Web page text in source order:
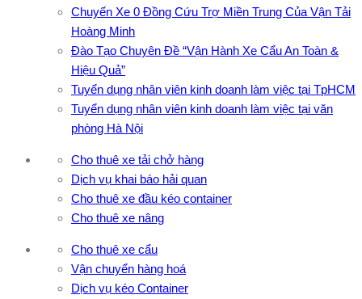
Chuyến Xe 0 Đồng Cứu Trợ Miền Trung Của Vận Tải
Hoàng Minh
Đào Tạo Chuyên Đề “Vận Hành Xe Cẩu An Toàn &
Hiệu Quả”
Tuyển dụng nhân viên kinh doanh làm việc tại TpHCM
Tuyển dụng nhân viên kinh doanh làm việc tại văn
phòng Hà Nội
Cho thuê xe tải chở hàng
Dịch vụ khai báo hải quan
Cho thuê xe đầu kéo container
Cho thuê xe nâng
Cho thuê xe cẩu
Vận chuyển hàng hoá
Dịch vụ kéo Container